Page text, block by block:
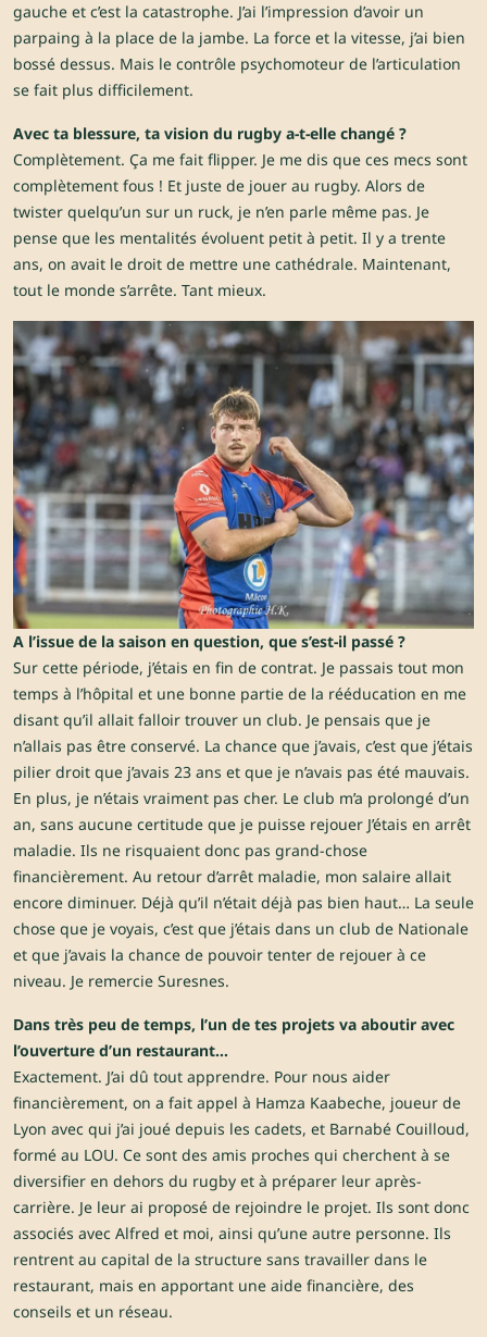
gauche et c’est la catastrophe. J’ai l’impression d’avoir un
parpaing à la place de la jambe. La force et la vitesse, j’ai bien
bossé dessus. Mais le contrôle psychomoteur de l’articulation
se fait plus difficilement.
Avec ta blessure, ta vision du rugby a-t-elle changé ?
Complètement. Ça me fait flipper. Je me dis que ces mecs sont
complètement fous ! Et juste de jouer au rugby. Alors de
twister quelqu’un sur un ruck, je n’en parle même pas. Je
pense que les mentalités évoluent petit à petit. Il y a trente
ans, on avait le droit de mettre une cathédrale. Maintenant,
tout le monde s’arrête. Tant mieux.
A l’issue de la saison en question, que s’est-il passé ?
Sur cette période, j’étais en fin de contrat. Je passais tout mon
temps à l’hôpital et une bonne partie de la rééducation en me
disant qu’il allait falloir trouver un club. Je pensais que je
n’allais pas être conservé. La chance que j’avais, c’est que j’étais
pilier droit que j’avais 23 ans et que je n’avais pas été mauvais.
En plus, je n’étais vraiment pas cher. Le club m’a prolongé d’un
an, sans aucune certitude que je puisse rejouer J’étais en arrêt
maladie. Ils ne risquaient donc pas grand-chose
financièrement. Au retour d’arrêt maladie, mon salaire allait
encore diminuer. Déjà qu’il n’était déjà pas bien haut… La seule
chose que je voyais, c’est que j’étais dans un club de Nationale
et que j’avais la chance de pouvoir tenter de rejouer à ce
niveau. Je remercie Suresnes.
Dans très peu de temps, l’un de tes projets va aboutir avec
l’ouverture d’un restaurant…
Exactement. J’ai dû tout apprendre. Pour nous aider
financièrement, on a fait appel à Hamza Kaabeche, joueur de
Lyon avec qui j’ai joué depuis les cadets, et Barnabé Couilloud,
formé au LOU. Ce sont des amis proches qui cherchent à se
diversifier en dehors du rugby et à préparer leur après-
carrière. Je leur ai proposé de rejoindre le projet. Ils sont donc
associés avec Alfred et moi, ainsi qu’une autre personne. Ils
rentrent au capital de la structure sans travailler dans le
restaurant, mais en apportant une aide financière, des
conseils et un réseau.